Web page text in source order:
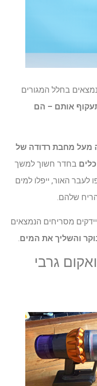
בחלל המגורים
אותם – הם
מעל מחבת רדודה של
בחדר חשוך למשך
לעבר האור, ייפלו למים
שלהם.
מסריחים הנמצאים
והשליך את המים
גרבי